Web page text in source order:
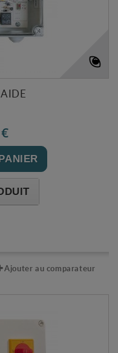
Ajouter au comparateur